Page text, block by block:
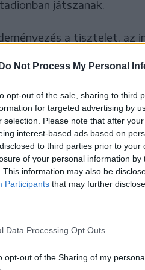
Do Not Process My Personal
opt-out of the sale, sharing to third
for targeted advertising by
selection. Please note that after
interest-based ads based on
to third parties prior to
of your personal information by
This information may also be
Participants that may further
Data Processing Opt Outs
opt-out of the Sharing of my
játszanak.
a tisztelet, az
mind az online
megrendezendő hazai
a világbajnoki
az FRF célja
faji,
orientáción